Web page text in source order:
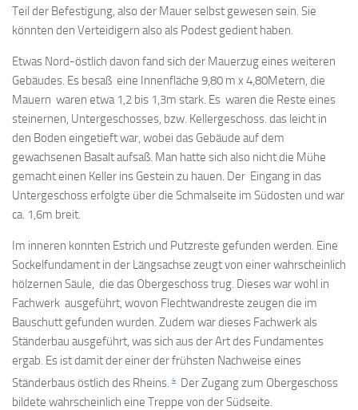
Teil der Befestigung, also der Mauer selbst gewesen sein. Sie
könnten den Verteidigern also als Podest gedient haben.
Etwas Nord-östlich davon fand sich der Mauerzug eines weiteren
Gebäudes. Es besaß eine Innenfläche 9,80 m x 4,80Metern, die
Mauern waren etwa 1,2 bis 1,3m stark. Es waren die Reste eines
steinernen, Untergeschosses, bzw. Kellergeschoss. das leicht in
den Boden eingetieft war, wobei das Gebäude auf dem
gewachsenen Basalt aufsaß. Man hatte sich also nicht die Mühe
gemacht einen Keller ins Gestein zu hauen. Der Eingang in das
Untergeschoss erfolgte über die Schmalseite im Südosten und war
ca. 1,6m breit.
Im inneren konnten Estrich und Putzreste gefunden werden. Eine
Sockelfundament in der Längsachse zeugt von einer wahrscheinlich
hölzernen Säule, die das Obergeschoss trug. Dieses war wohl in
Fachwerk ausgeführt, wovon Flechtwandreste zeugen die im
Bauschutt gefunden wurden. Zudem war dieses Fachwerk als
Ständerbau ausgeführt, was sich aus der Art des Fundamentes
ergab. Es ist damit der einer der frühsten Nachweise eines
Ständerbaus östlich des Rheins. 4
Der Zugang zum Obergeschoss
bildete wahrscheinlich eine Treppe von der Südseite.